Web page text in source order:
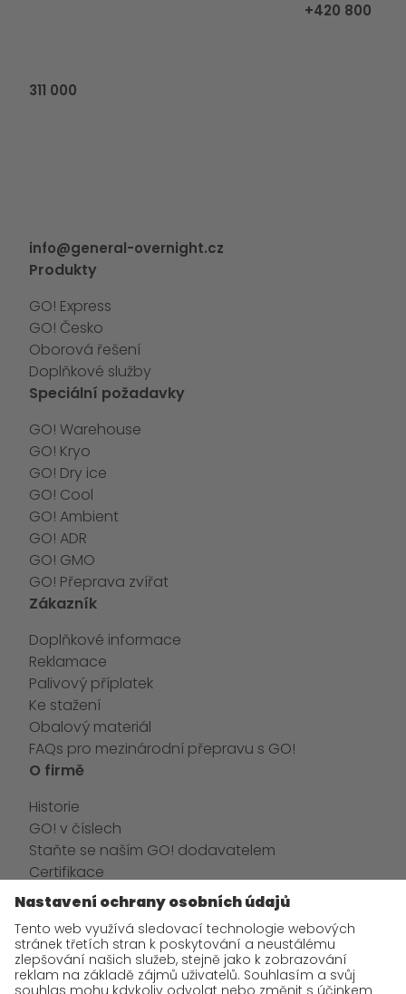
+420 800
311 000
info@general-overnight.cz
Produkty
GO! Express
GO! Česko
Oborová řešení
Doplňkové služby
Speciální požadavky
GO! Warehouse
GO! Kryo
GO! Dry ice
GO! Cool
GO! Ambient
GO! ADR
GO! GMO
GO! Přeprava zvířat
Zákazník
Doplňkové informace
Reklamace
Palivový příplatek
Ke stažení
Obalový materiál
FAQs pro mezinárodní přepravu s GO!
O firmě
Historie
GO! v číslech
Staňte se naším GO! dodavatelem
Certifikace
Aktuality
GO! Kariéra
Kontaktní a bankovní údaje